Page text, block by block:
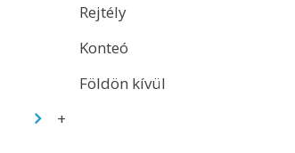
Rejtély
Konteó
Földön kívül
+